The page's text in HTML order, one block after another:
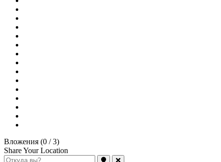
Вложения (0 / 3)
Share Your Location